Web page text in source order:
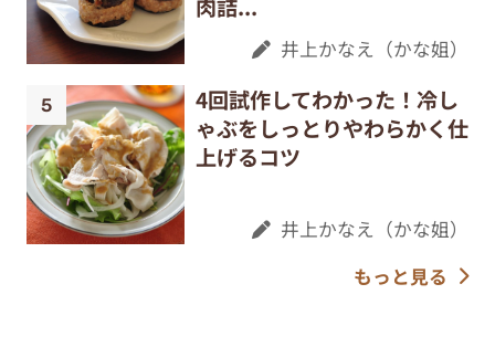
肉詰...
井上かなえ（かな姐）
4回試作してわかった！冷し
ゃぶをしっとりやわらかく仕
上げるコツ
井上かなえ（かな姐）
もっと見る